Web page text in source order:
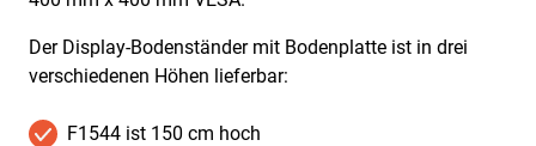
Der Display-Bodenständer mit Bodenplatte ist in drei
verschiedenen Höhen lieferbar:
F1544 ist 150 cm hoch